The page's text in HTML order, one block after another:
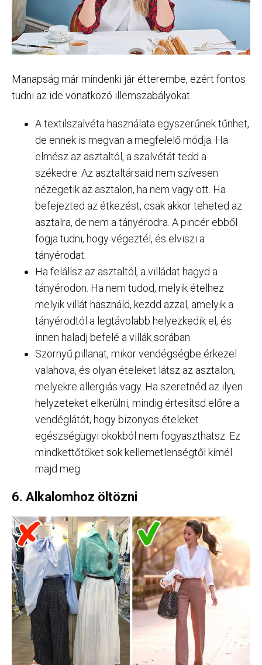
Manapság már mindenki jár étterembe, ezért fontos
tudni az ide vonatkozó illemszabályokat.
A textilszalvéta használata egyszerűnek tűnhet,
de ennek is megvan a megfelelő módja. Ha
elmész az asztaltól, a szalvétát tedd a
székedre. Az asztaltársaid nem szívesen
nézegetik az asztalon, ha nem vagy ott. Ha
befejezted az étkezést, csak akkor teheted az
asztalra, de nem a tányérodra. A pincér ebből
fogja tudni, hogy végeztél, és elviszi a
tányérodat.
Ha felállsz az asztaltól, a villádat hagyd a
tányérodon. Ha nem tudod, melyik ételhez
melyik villát használd, kezdd azzal, amelyik a
tányérodtól a legtávolabb helyezkedik el, és
innen haladj befelé a villák sorában.
Szörnyű pillanat, mikor vendégségbe érkezel
valahova, és olyan ételeket látsz az asztalon,
melyekre allergiás vagy. Ha szeretnéd az ilyen
helyzeteket elkerülni, mindig értesítsd előre a
vendéglátót, hogy bizonyos ételeket
egészségügyi okokból nem fogyaszthatsz. Ez
mindkettőtöket sok kellemetlenségtől kímél
majd meg.
6. Alkalomhoz öltözni